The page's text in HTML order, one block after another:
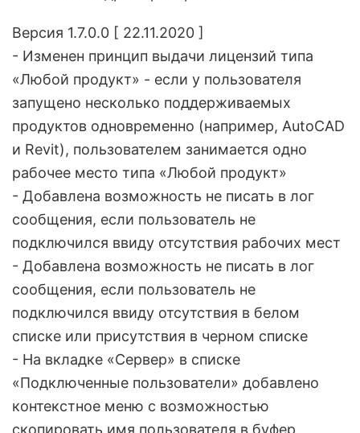
Версия 1.7.0.0 [ 22.11.2020 ]
- Изменен принцип выдачи лицензий типа
«Любой продукт» - если у пользователя
запущено несколько поддерживаемых
продуктов одновременно (например, AutoCAD
и Revit), пользователем занимается одно
рабочее место типа «Любой продукт»
- Добавлена возможность не писать в лог
сообщения, если пользователь не
подключился ввиду отсутствия рабочих мест
- Добавлена возможность не писать в лог
сообщения, если пользователь не
подключился ввиду отсутствия в белом
списке или присутствия в черном списке
- На вкладке «Сервер» в списке
«Подключенные пользователи» добавлено
контекстное меню с возможностью
скопировать имя пользователя в буфер